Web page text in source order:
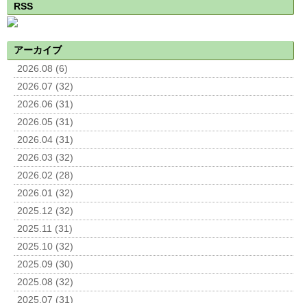
RSS
アーカイブ
2026.08 (6)
2026.07 (32)
2026.06 (31)
2026.05 (31)
2026.04 (31)
2026.03 (32)
2026.02 (28)
2026.01 (32)
2025.12 (32)
2025.11 (31)
2025.10 (32)
2025.09 (30)
2025.08 (32)
2025.07 (31)